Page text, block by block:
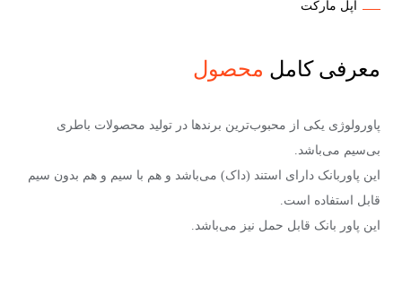
اپل مارکت
معرفی کامل محصول
پاورولوژی یکی از محبوب‌ترین برندها در تولید محصولات باطری
بی‌سیم می‌باشد.
این پاوربانک دارای استند (داک) می‌باشد و هم با سیم و هم بدون سیم
قابل استفاده است.
این پاور بانک قابل حمل نیز می‌باشد.